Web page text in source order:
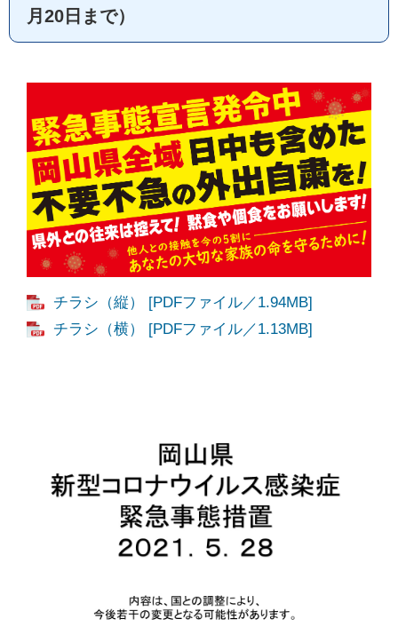
月20日まで）
チラシ（縦） [PDFファイル／1.94MB]
チラシ（横） [PDFファイル／1.13MB]